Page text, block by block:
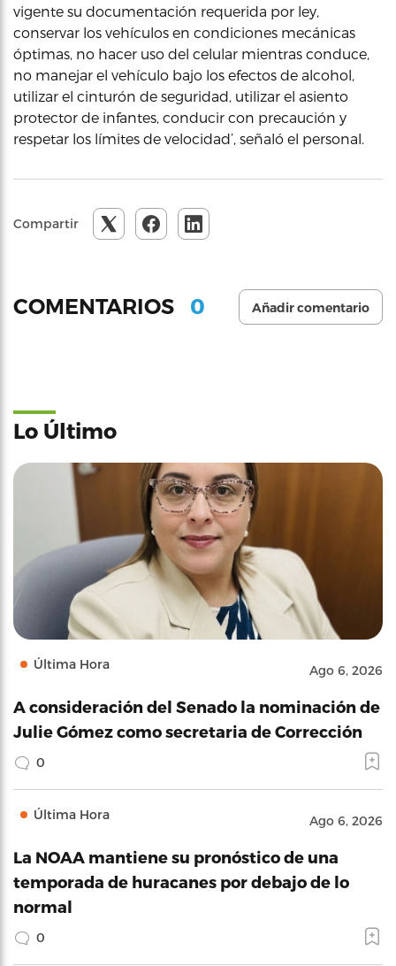
vigente su documentación requerida por ley,
conservar los vehículos en condiciones mecánicas
óptimas, no hacer uso del celular mientras conduce,
no manejar el vehículo bajo los efectos de alcohol,
utilizar el cinturón de seguridad, utilizar el asiento
protector de infantes, conducir con precaución y
respetar los límites de velocidad’, señaló el personal.
Compartir
COMENTARIOS 0 Añadir comentario
Lo Último
Última Hora Ago 6, 2026
A consideración del Senado la nominación de
Julie Gómez como secretaria de Corrección
0
Última Hora Ago 6, 2026
La NOAA mantiene su pronóstico de una
temporada de huracanes por debajo de lo
normal
0